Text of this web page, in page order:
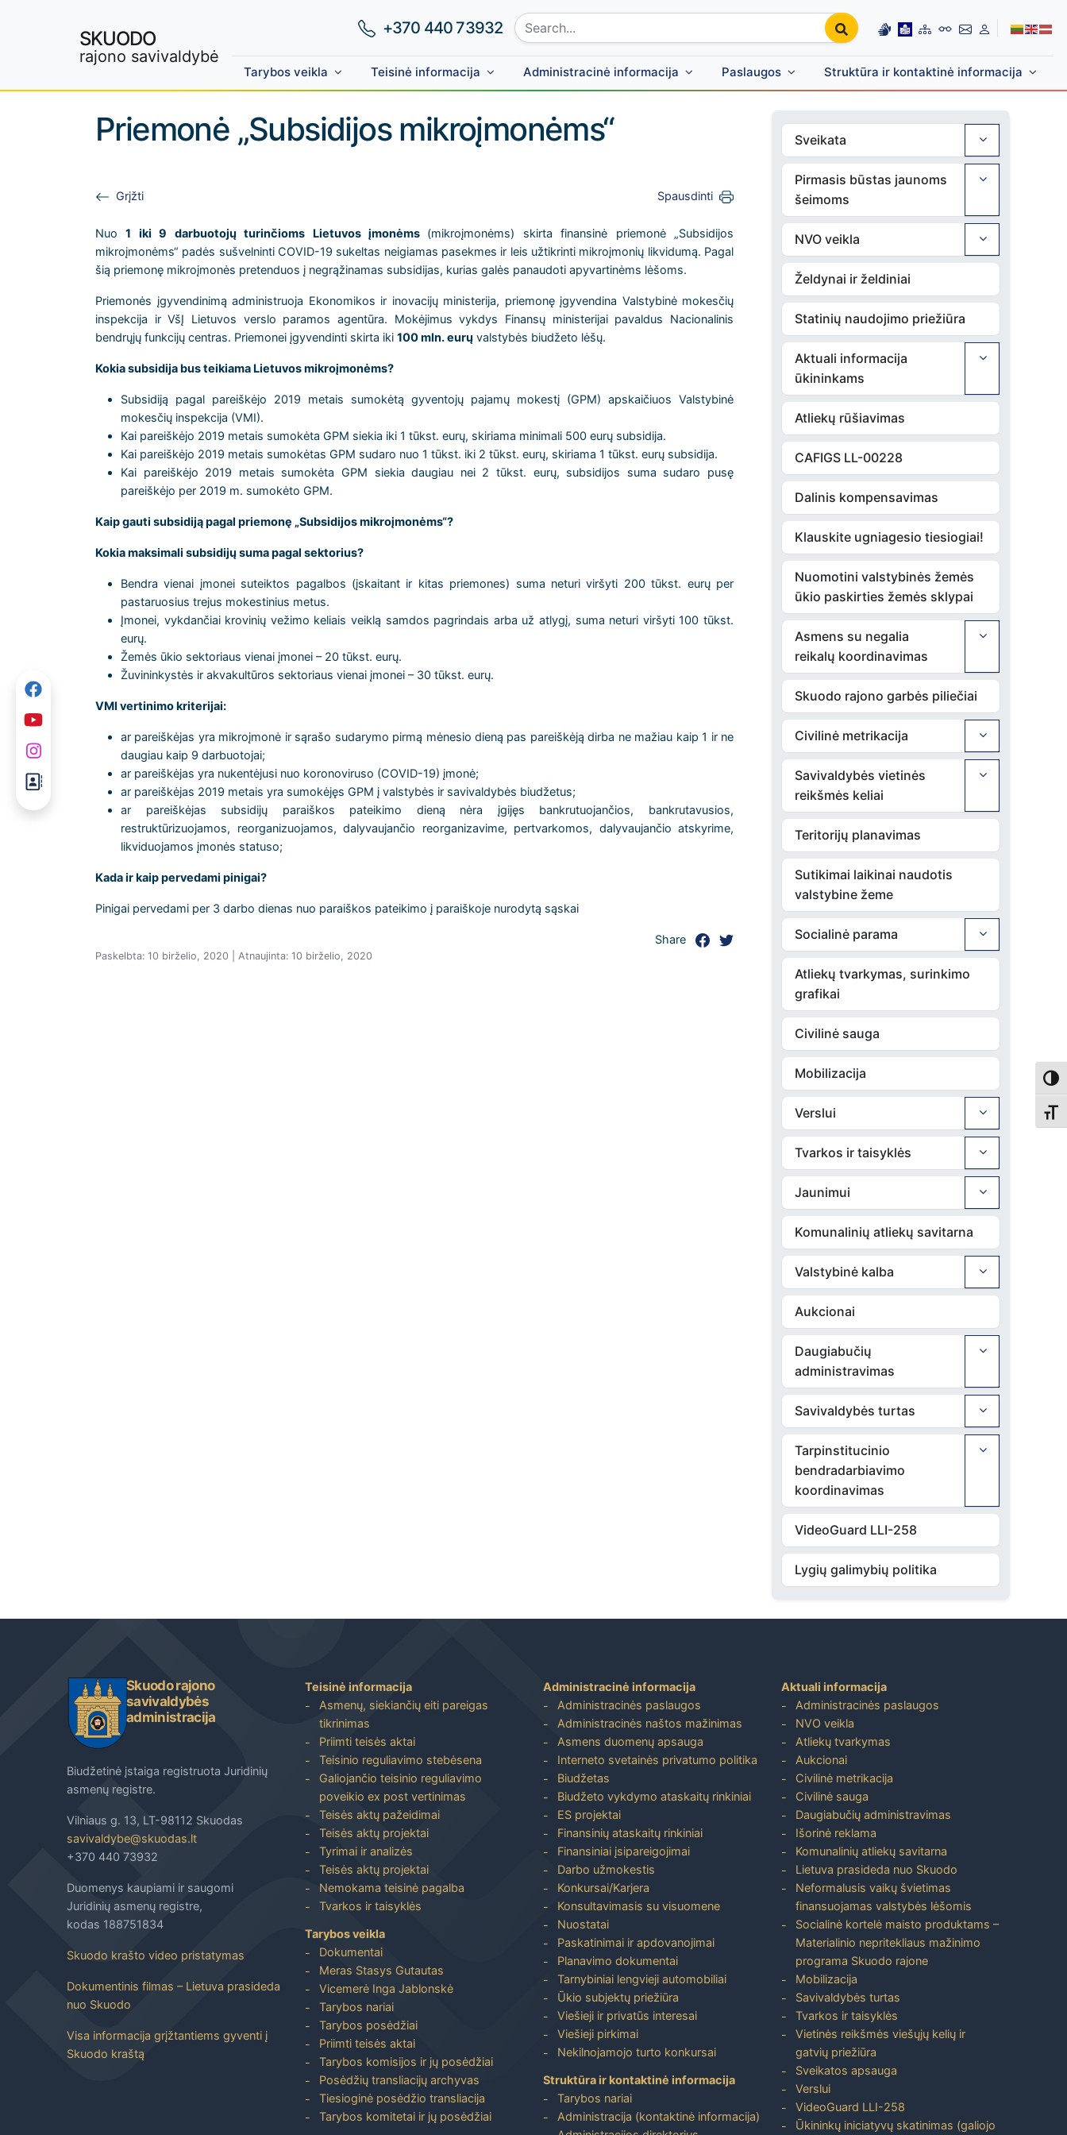
SKUODO
rajono savivaldybė
Phone number:
+370 440 73932 Search site:
Tarybos veikla Teisinė informacija Administracinė informacija Paslaugos Struktūra ir kontaktinė informacija
Priemonė „Subsidijos mikroįmonėms“
Grįžti Spausdinti
Nuo1 iki 9 darbuotojų turinčioms Lietuvos įmonėms (mikroįmonėms) skirta finansinė priemonė „Subsidijos
mikroįmonėms“ padės sušvelninti COVID-19 sukeltas neigiamas pasekmes ir leis užtikrinti mikroįmonių likvidumą. Pagal
šią priemonę mikroįmonės pretenduos į negrąžinamas subsidijas, kurias galės panaudoti apyvartinėms lėšoms.
Priemonės įgyvendinimą administruoja Ekonomikos ir inovacijų ministerija, priemonę įgyvendina Valstybinė mokesčių
inspekcija ir VšĮ Lietuvos verslo paramos agentūra. Mokėjimus vykdys Finansų ministerijai pavaldus Nacionalinis
bendrųjų funkcijų centras. Priemonei įgyvendinti skirta iki 100 mln. eurų valstybės biudžeto lėšų.
Kokia subsidija bus teikiama Lietuvos mikroįmonėms?
Subsidiją pagal pareiškėjo 2019 metais sumokėtą gyventojų pajamų mokestį (GPM) apskaičiuos Valstybinė
mokesčių inspekcija (VMI).
Kai pareiškėjo 2019 metais sumokėta GPM siekia iki 1 tūkst. eurų, skiriama minimali 500 eurų subsidija.
Kai pareiškėjo 2019 metais sumokėtas GPM sudaro nuo 1 tūkst. iki 2 tūkst. eurų, skiriama 1 tūkst. eurų subsidija.
Kai pareiškėjo 2019 metais sumokėta GPM siekia daugiau nei 2 tūkst. eurų, subsidijos suma sudaro pusę
pareiškėjo per 2019 m. sumokėto GPM.
Kaip gauti subsidiją pagal priemonę „Subsidijos mikroįmonėms“?
Kokia maksimali subsidijų suma pagal sektorius?
Bendra vienai įmonei suteiktos pagalbos (įskaitant ir kitas priemones) suma neturi viršyti 200 tūkst. eurų per
pastaruosius trejus mokestinius metus.
Įmonei, vykdančiai krovinių vežimo keliais veiklą samdos pagrindais arba už atlygį, suma neturi viršyti 100 tūkst.
eurų.
Žemės ūkio sektoriaus vienai įmonei – 20 tūkst. eurų.
Žuvininkystės ir akvakultūros sektoriaus vienai įmonei – 30 tūkst. eurų.
VMI vertinimo kriterijai:
ar pareiškėjas yra mikroįmonė ir sąrašo sudarymo pirmą mėnesio dieną pas pareiškėją dirba ne mažiau kaip 1 ir ne
daugiau kaip 9 darbuotojai;
ar pareiškėjas yra nukentėjusi nuo koronoviruso (COVID-19) įmonė;
ar pareiškėjas 2019 metais yra sumokėjęs GPM į valstybės ir savivaldybės biudžetus;
ar pareiškėjas subsidijų paraiškos pateikimo dieną nėra įgijęs bankrutuojančios, bankrutavusios,
restruktūrizuojamos, reorganizuojamos, dalyvaujančio reorganizavime, pertvarkomos, dalyvaujančio atskyrime,
likviduojamos įmonės statuso;
Kada ir kaip pervedami pinigai?
Pinigai pervedami per 3 darbo dienas nuo paraiškos pateikimo į paraiškoje nurodytą sąskai
Share
Paskelbta: 10 birželio, 2020 | Atnaujinta: 10 birželio, 2020
Sveikata
Pirmasis būstas jaunoms
šeimoms
NVO veikla
Želdynai ir želdiniai
Statinių naudojimo priežiūra
Aktuali informacija
ūkininkams
Atliekų rūšiavimas
CAFIGS LL-00228
Dalinis kompensavimas
Klauskite ugniagesio tiesiogiai!
Nuomotini valstybinės žemės
ūkio paskirties žemės sklypai
Asmens su negalia
reikalų koordinavimas
Skuodo rajono garbės piliečiai
Civilinė metrikacija
Savivaldybės vietinės
reikšmės keliai
Teritorijų planavimas
Sutikimai laikinai naudotis
valstybine žeme
Socialinė parama
Atliekų tvarkymas, surinkimo
grafikai
Civilinė sauga
Mobilizacija
Verslui
Tvarkos ir taisyklės
Jaunimui
Komunalinių atliekų savitarna
Valstybinė kalba
Aukcionai
Daugiabučių
administravimas
Savivaldybės turtas
Tarpinstitucinio
bendradarbiavimo
koordinavimas
VideoGuard LLI-258
Lygių galimybių politika
Skuodo rajono
savivaldybės
administracija
Biudžetinė įstaiga registruota Juridinių
asmenų registre.
Vilniaus g. 13, LT-98112 Skuodas
savivaldybe@skuodas.lt
+370 440 73932
Duomenys kaupiami ir saugomi
Juridinių asmenų registre,
kodas 188751834
Skuodo krašto video pristatymas
Dokumentinis filmas – Lietuva prasideda
nuo Skuodo
Visa informacija grįžtantiems gyventi į
Skuodo kraštą
Teisinė informacija
Asmenų, siekiančių eiti pareigas
tikrinimas
Priimti teisės aktai
Teisinio reguliavimo stebėsena
Galiojančio teisinio reguliavimo
poveikio ex post vertinimas
Teisės aktų pažeidimai
Teisės aktų projektai
Tyrimai ir analizės
Teisės aktų projektai
Nemokama teisinė pagalba
Tvarkos ir taisyklės
Tarybos veikla
Dokumentai
Meras Stasys Gutautas
Vicemerė Inga Jablonskė
Tarybos nariai
Tarybos posėdžiai
Priimti teisės aktai
Tarybos komisijos ir jų posėdžiai
Posėdžių transliacijų archyvas
Tiesioginė posėdžio transliacija
Tarybos komitetai ir jų posėdžiai
Administracinė informacija
Administracinės paslaugos
Administracinės naštos mažinimas
Asmens duomenų apsauga
Interneto svetainės privatumo politika
Biudžetas
Biudžeto vykdymo ataskaitų rinkiniai
ES projektai
Finansinių ataskaitų rinkiniai
Finansiniai įsipareigojimai
Darbo užmokestis
Konkursai/Karjera
Konsultavimasis su visuomene
Nuostatai
Paskatinimai ir apdovanojimai
Planavimo dokumentai
Tarnybiniai lengvieji automobiliai
Ūkio subjektų priežiūra
Viešieji ir privatūs interesai
Viešieji pirkimai
Nekilnojamojo turto konkursai
Struktūra ir kontaktinė informacija
Tarybos nariai
Administracija (kontaktinė informacija)
Aktuali informacija
Administracinės paslaugos
NVO veikla
Atliekų tvarkymas
Aukcionai
Civilinė metrikacija
Civilinė sauga
Daugiabučių administravimas
Išorinė reklama
Komunalinių atliekų savitarna
Lietuva prasideda nuo Skuodo
Neformalusis vaikų švietimas
finansuojamas valstybės lėšomis
Socialinė kortelė maisto produktams –
Materialinio nepritekliaus mažinimo
programa Skuodo rajone
Mobilizacija
Savivaldybės turtas
Tvarkos ir taisyklės
Vietinės reikšmės viešųjų kelių ir
gatvių priežiūra
Sveikatos apsauga
Verslui
VideoGuard LLI-258
Ūkininkų iniciatyvų skatinimas (galiojo